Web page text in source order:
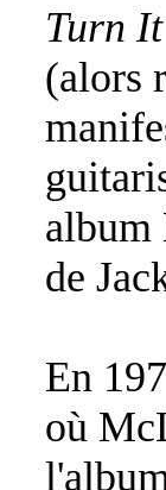
Turn
(alors
album
de
En
où